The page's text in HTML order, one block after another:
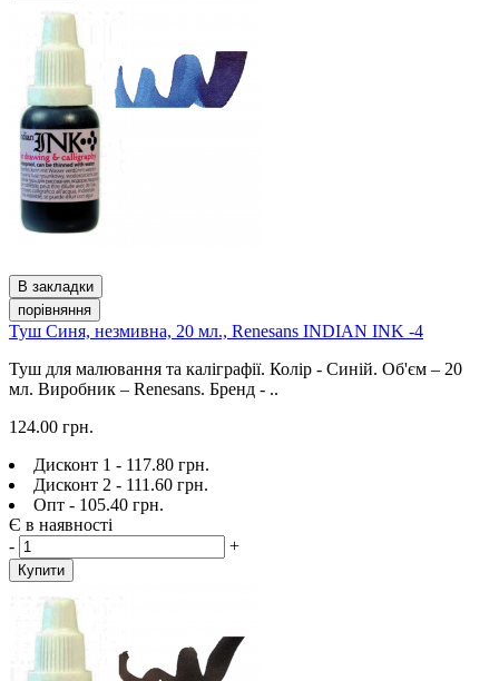
В закладки
порівняння
Туш Синя, незмивна, 20 мл., Renesans INDIAN INK -4
Туш для малювання та каліграфії. Колір - Синій. Об'єм – 20
мл. Виробник – Renesans. Бренд - ..
124.00 грн.
Дисконт 1 - 117.80 грн.
Дисконт 2 - 111.60 грн.
Опт - 105.40 грн.
Є в наявності
-
+
Купити